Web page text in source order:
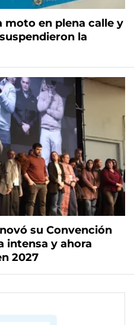
moto en plena calle y
la
su Convención
intensa y ahora
2027